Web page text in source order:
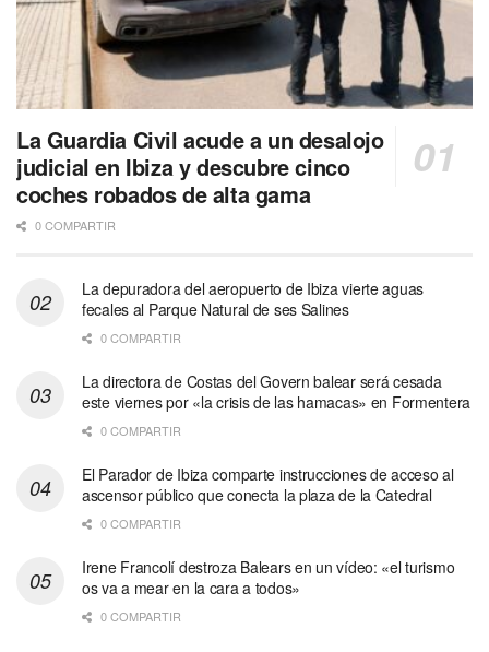
La Guardia Civil acude a un desalojo
judicial en Ibiza y descubre cinco
coches robados de alta gama
0 COMPARTIR
La depuradora del aeropuerto de Ibiza vierte aguas
fecales al Parque Natural de ses Salines
0 COMPARTIR
La directora de Costas del Govern balear será cesada
este viernes por «la crisis de las hamacas» en Formentera
0 COMPARTIR
El Parador de Ibiza comparte instrucciones de acceso al
ascensor público que conecta la plaza de la Catedral
0 COMPARTIR
Irene Francolí destroza Balears en un vídeo: «el turismo
os va a mear en la cara a todos»
0 COMPARTIR